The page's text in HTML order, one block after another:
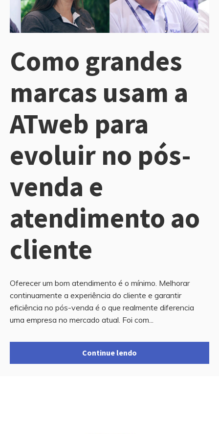
Como grandes
marcas usam a
ATweb para
evoluir no pós-
venda e
atendimento ao
cliente
Oferecer um bom atendimento é o mínimo. Melhorar
continuamente a experiência do cliente e garantir
eficiência no pós-venda é o que realmente diferencia
uma empresa no mercado atual. Foi com...
Continue lendo